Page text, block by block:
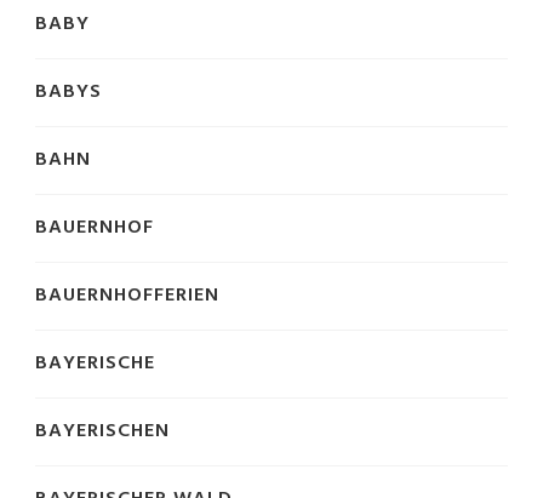
BABY
BABYS
BAHN
BAUERNHOF
BAUERNHOFFERIEN
BAYERISCHE
BAYERISCHEN